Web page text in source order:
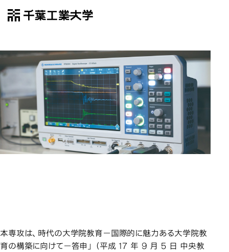
千葉工業大学
Open Menu
電気電子工学専攻
本専攻は、時代の大学院教育－国際的に魅力ある大学院教
育の構築に向けて－答申」（平成 17 年 9 月 5 日 中央教